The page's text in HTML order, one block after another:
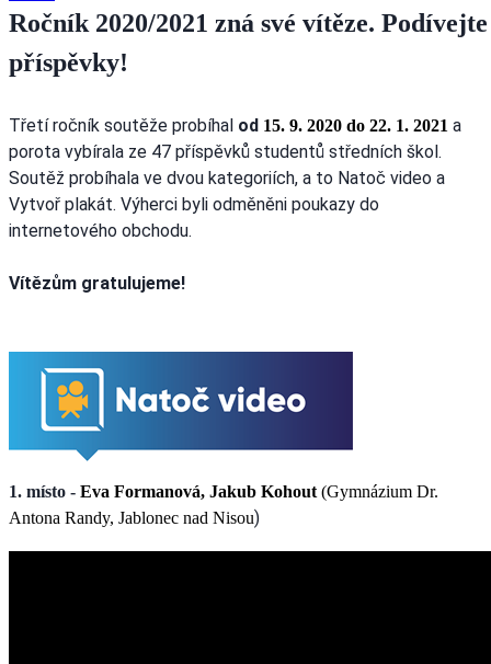
Ročník 2020/2021 zná své vítěze.
příspěvky!
Třetí ročník soutěže probíhal od 15. 9. 2020 do 22. 1. 2021 a
porota vybírala ze 47 příspěvků studentů středních škol.
Soutěž probíhala ve dvou kategoriích, a to Natoč video a
Vytvoř plakát. Výherci byli odměněni poukazy do
internetového obchodu.
Vítězům gratulujeme!
1. místo - Eva Formanová, Jakub Kohout (Gymnázium Dr.
Antona Randy, Jablonec nad Nisou)